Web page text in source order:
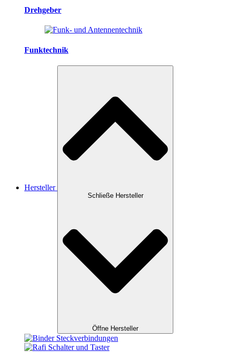
Drehgeber
Funktechnik
Hersteller
Schließe Hersteller
Öffne Hersteller